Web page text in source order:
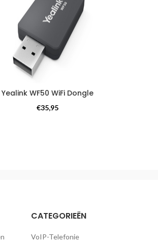
Yealink WF50 WiFi Dongle
Headsets
€35,95
CATEGORIEËN
VoIP-Telefonie